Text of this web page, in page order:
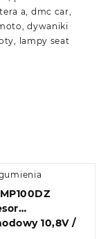
a, dmc car,
dywaniki
lampy seat
10,8V /